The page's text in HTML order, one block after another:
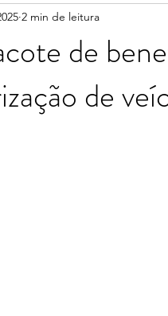
de
de
2 min de leitura